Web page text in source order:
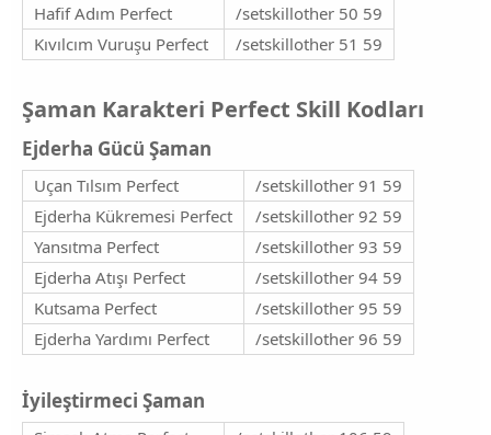
Hafif Adım Perfect
/setskillother 50 59
Kıvılcım Vuruşu Perfect
/setskillother 51 59
Şaman Karakteri Perfect Skill Kodları​
Ejderha Gücü Şaman​
Uçan Tılsım Perfect
/setskillother 91 59
Ejderha Kükremesi Perfect
/setskillother 92 59
Yansıtma Perfect
/setskillother 93 59
Ejderha Atışı Perfect
/setskillother 94 59
Kutsama Perfect
/setskillother 95 59
Ejderha Yardımı Perfect
/setskillother 96 59
İyileştirmeci Şaman​